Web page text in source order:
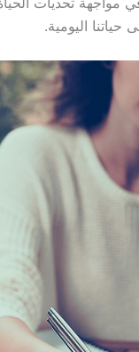
اليومية.